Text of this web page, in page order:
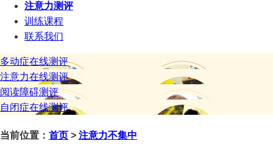
注意力测评
训练课程
联系我们
多动症在线测评
注意力在线测评
阅读障碍测评
自闭症在线测评
当前位置： 首页 > 注意力不集中